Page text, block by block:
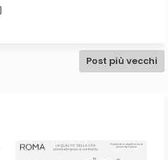
Post più vecchi